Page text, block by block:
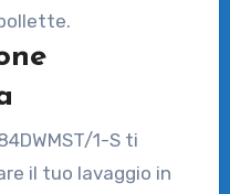
il tuo lavaggio in